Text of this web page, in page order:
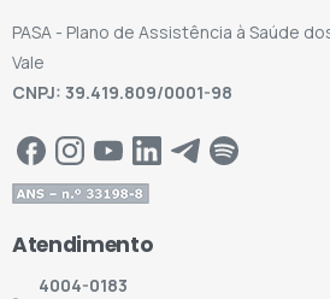
PASA - Plano de Assistência à Saúde
Vale
CNPJ: 39.419.809/0001-98
Atendimento
4004-0183